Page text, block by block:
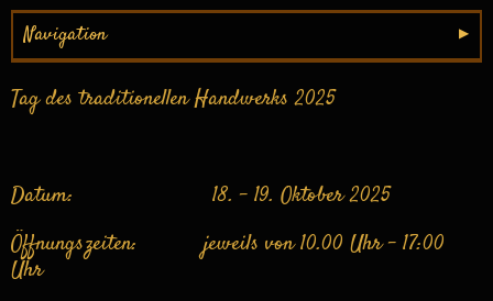
Navigation
Tag des traditionellen Handwerks 2025
Datum: 18. - 19. Oktober 2025
Öffnungszeiten: jeweils von 10.00 Uhr - 17:00
Uhr